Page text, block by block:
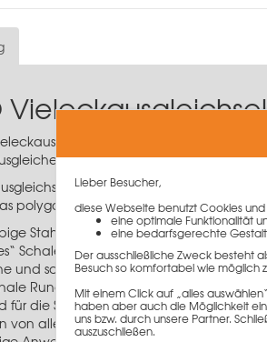
außen
der Schalhöhe 3,40 m.
besteht aus einem
polygonale Aufstellen der Elemente.
Stahlschalhaut
Schalen mit Standardelementen
und schnelle Verbindung mit dem
Rundungen schnell und kostengünstig
für die Schalungssysteme LOGO.3 und
von allen Radien möglich
Lieber Besucher,
diese Webseite benutzt Cookies
eine optimale Funktionalität
eine bedarfsgerechte
Der ausschließliche Zweck besteht
Besuch so komfortabel wie möglich
Mit einem Click auf „alles
haben aber auch die Möglichkeit
uns bzw. durch unsere Partner.
auszuschließen.